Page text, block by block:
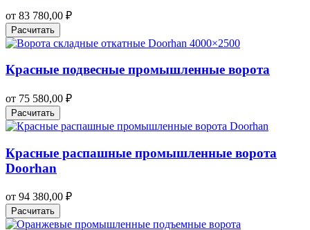
от 83 780,00 ₽
Расчитать
Красные подвесные промышленные ворота
от 75 580,00 ₽
Расчитать
Красные распашные промышленные ворота
Doorhan
от 94 380,00 ₽
Расчитать